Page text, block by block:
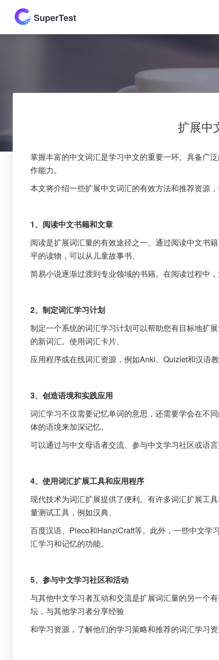
SuperTest
扩展中
掌握丰富的中文词汇是学习中文的重要一环。具备广
作能力。
本文将介绍一些扩展中文词汇的有效方法和推荐资源
1、阅读中文书籍和文章
阅读是扩展词汇量的有效途径之一。通过阅读中文书
平的读物，可以从儿童故事书、
简易小说逐渐过渡到专业领域的书籍。在阅读过程中
2、制定词汇学习计划
制定一个系统的词汇学习计划可以帮助您有目标地扩
的新词汇。使用词汇卡片、
应用程序或在线词汇资源，例如Anki、Quizlet和汉语
3、创造语境和实践应用
词汇学习不仅需要记忆单词的意思，还需要学会在不
体的语境来加深记忆。
可以通过与中文母语者交流、参与中文学习社区或语
4、使用词汇扩展工具和应用程序
现代技术为词汇扩展提供了便利。有许多词汇扩展工
量测试工具，例如汉典、
百度汉语、Pleco和HanziCraft等。此外，一些中文
汇学习和记忆的功能。
5、参与中文学习社区和活动
与其他中文学习者互动和交流是扩展词汇量的另一个
坛，与其他学习者分享经验
和学习资源，了解他们的学习策略和推荐的词汇学习